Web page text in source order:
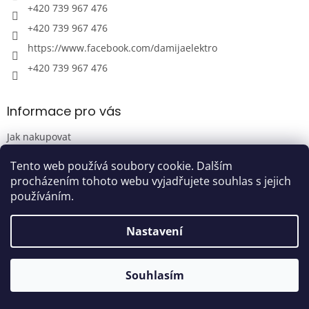
Tento web používá soubory cookie. Dalším
procházením tohoto webu vyjadřujete souhlas s jejich
používáním.
Nastavení
Souhlasím
p
+420 739 967 476
+420 739 967 476
https://www.facebook.com/damijaelektro
+420 739 967 476
Informace pro vás
Jak nakupovat
Blog
Kontakty
Přijímáme online platby